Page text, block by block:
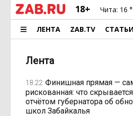
18+ Чита: 16 °
ЛЕНТА ZAB.TV
Лента
18:22 Финишная прямая —
рискованная: что
отчётом губернатора об
школ Забайкалья